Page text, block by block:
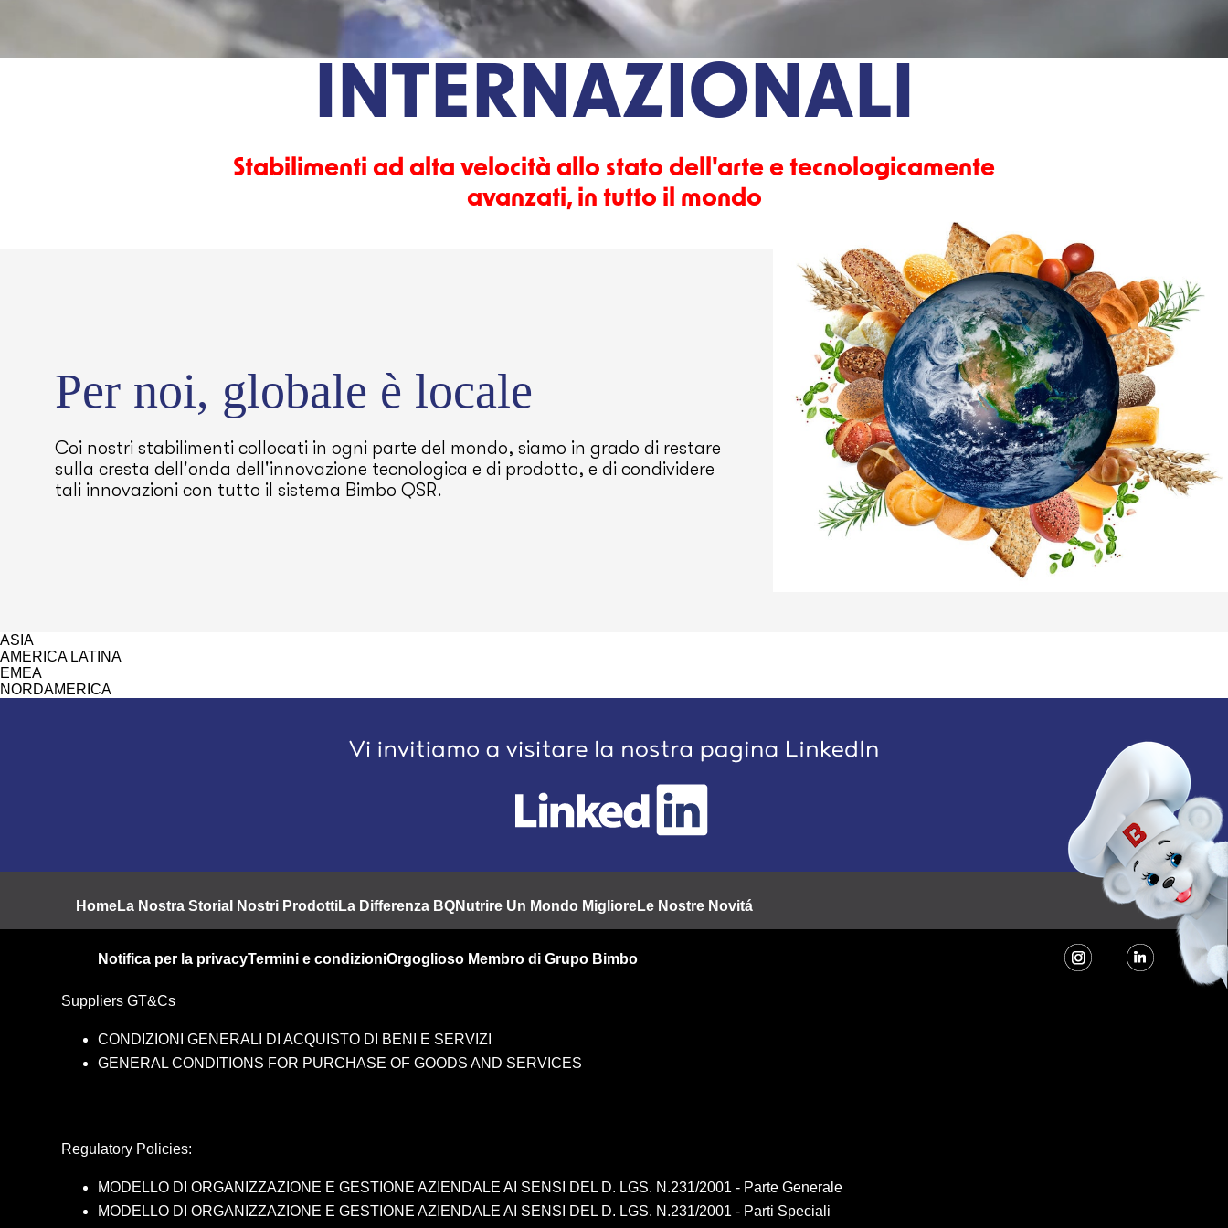
INTERNAZIONALI
Stabilimenti ad alta velocità allo stato dell'arte e tecnologicamente
avanzati, in tutto il mondo
Per noi, globale è locale
Coi nostri stabilimenti collocati in ogni parte del mondo, siamo in grado di restare
sulla cresta dell'onda dell'innovazione tecnologica e di prodotto, e di condividere
tali innovazioni con tutto il sistema Bimbo QSR.
ASIA
AMERICA LATINA
EMEA
NORDAMERICA
Footer
HomeLa Nostra Storia I Nostri ProdottiLa Differenza BQNutrire Un Mondo MiglioreLe Nostre Novitá
Notifica per la privacyTermini e condizioniOrgoglioso Membro di Grupo Bimbo
Suppliers GT&Cs
CONDIZIONI GENERALI DI ACQUISTO DI BENI E SERVIZI
GENERAL CONDITIONS FOR PURCHASE OF GOODS AND SERVICES
Regulatory Policies:
MODELLO DI ORGANIZZAZIONE E GESTIONE AZIENDALE AI SENSI DEL D. LGS. N.231/2001 - Parte Generale
MODELLO DI ORGANIZZAZIONE E GESTIONE AZIENDALE AI SENSI DEL D. LGS. N.231/2001 - Parti Speciali